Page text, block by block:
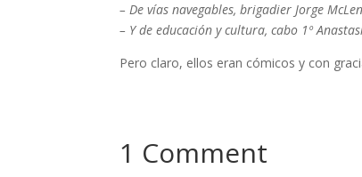
– De vías navegables, brigadier Jorge
– Y de educación y cultura, cabo 1º
Pero claro, ellos eran cómicos y con
1 Comment